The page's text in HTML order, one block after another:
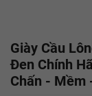
Giày Cầu
Đen Chính
Chấn - Mềm